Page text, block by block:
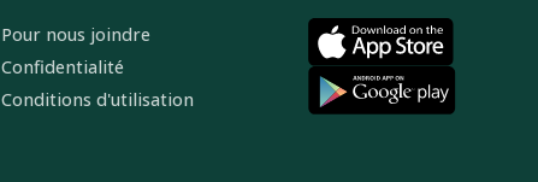
Pour nous joindre
Confidentialité
Conditions d'utilisation